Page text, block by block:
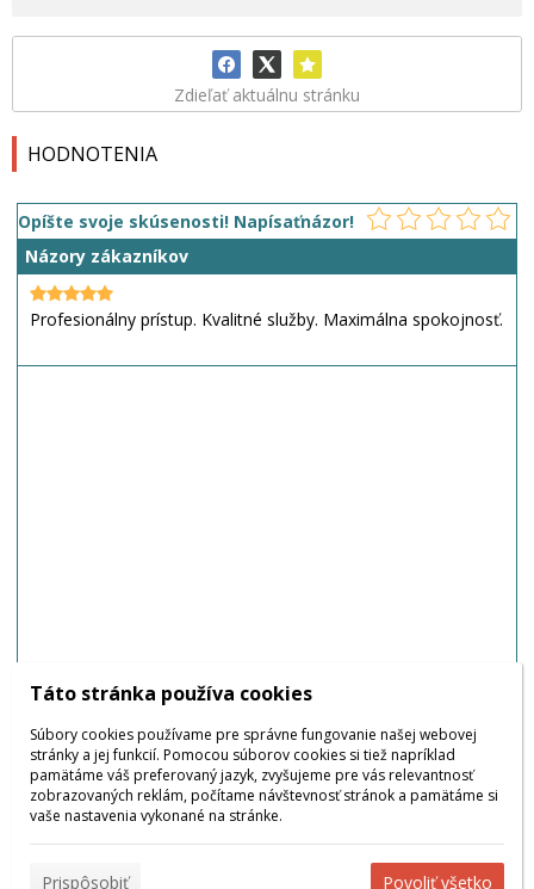
Zdieľať aktuálnu stránku
HODNOTENIA
Opíšte svoje skúsenosti! Napísaťnázor!
Názory zákazníkov
Profesionálny prístup. Kvalitné služby. Maximálna spokojnosť.
Všetky názory
Táto stránka používa cookies
Súbory cookies používame pre správne fungovanie našej webovej
stránky a jej funkcií. Pomocou súborov cookies si tiež napríklad
pamätáme váš preferovaný jazyk, zvyšujeme pre vás relevantnosť
zobrazovaných reklám, počítame návštevnosť stránok a pamätáme si
vaše nastavenia vykonané na stránke.
Prispôsobiť Povoliť všetko